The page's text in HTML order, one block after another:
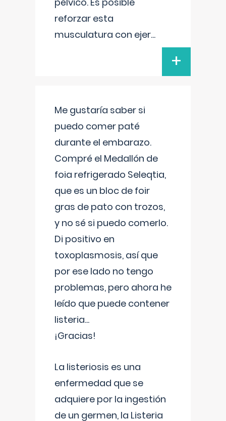
reforzar esta
musculatura con ejer...
+
Me gustaría saber si
puedo comer paté
durante el embarazo.
Compré el Medallón de
foia refrigerado Seleqtia,
que es un bloc de foir
gras de pato con trozos,
y no sé si puedo comerlo.
Di positivo en
toxoplasmosis, así que
por ese lado no tengo
problemas, pero ahora he
leído que puede contener
listeria...
¡Gracias!
La listeriosis es una
enfermedad que se
adquiere por la ingestión
de un germen, la Listeria